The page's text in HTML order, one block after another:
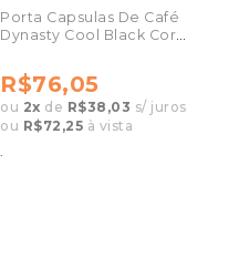
Porta Capsulas De Café
Dynasty Cool Black Cor
R$76,05
ou 2x de R$38,03 s/ juros
ou R$72,25 à vista